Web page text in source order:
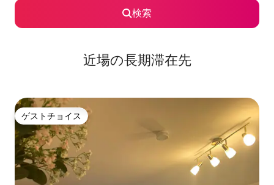
検索
近場の長期滞在先
ゲストチョイス
ゲストチョイス